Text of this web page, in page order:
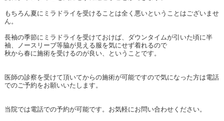
もちろん夏にミラドライを受けることは全く悪いということはございませ
ん。
長袖の季節にミラドライを受けておけば、ダウンタイムが引いた頃に半
袖、ノースリーブ等脇が見える服を気にせず着れるので
秋から春に施術を受けるのが良い、ということです。
医師の診察を受けて頂いてからの施術が可能ですので気になった方は電話
でのご予約をお願いいたします。
当院では電話での予約が可能です。お気軽にお問い合わせください。